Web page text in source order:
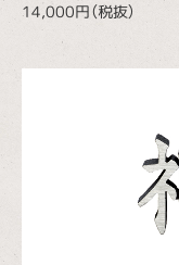
14,000円（税抜）